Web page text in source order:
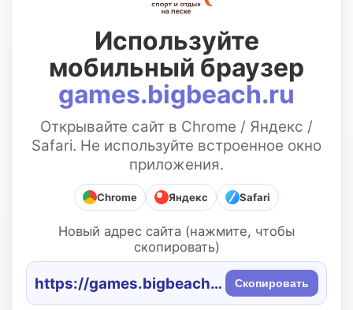
Используйте
мобильный браузер
games.bigbeach.ru
Открывайте сайт в Chrome / Яндекс /
Safari. Не используйте встроенное окно
приложения.
Chrome Яндекс Safari
Новый адрес сайта (нажмите, чтобы
скопировать)
https://games.bigbeach.ru/ Скопировать